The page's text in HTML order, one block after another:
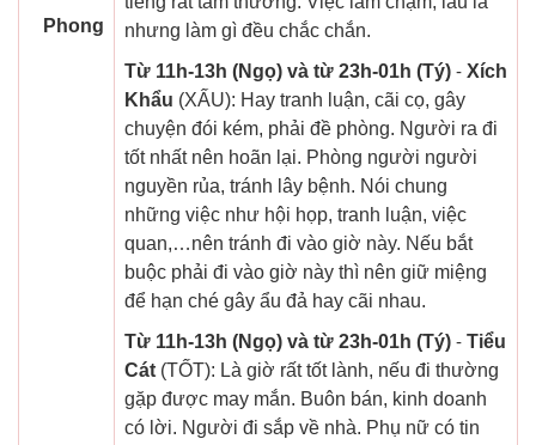
Phong
nhưng làm gì đều chắc chắn.
Từ 11h-13h (Ngọ) và từ 23h-01h (Tý) - Xích
Khẩu (XẤU): Hay tranh luận, cãi cọ, gây
chuyện đói kém, phải đề phòng. Người ra đi
tốt nhất nên hoãn lại. Phòng người người
nguyền rủa, tránh lây bệnh. Nói chung
những việc như hội họp, tranh luận, việc
quan,…nên tránh đi vào giờ này. Nếu bắt
buộc phải đi vào giờ này thì nên giữ miệng
để hạn ché gây ẩu đả hay cãi nhau.
Từ 11h-13h (Ngọ) và từ 23h-01h (Tý) - Tiểu
Cát (TỐT): Là giờ rất tốt lành, nếu đi thường
gặp được may mắn. Buôn bán, kinh doanh
có lời. Người đi sắp về nhà. Phụ nữ có tin